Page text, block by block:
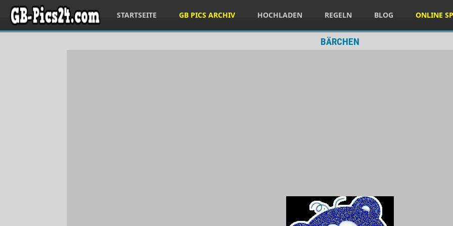
STARTSEITE GB PICS ARCHIV HOCHLADEN REGELN BLOG ONLINE
BÄRCHEN